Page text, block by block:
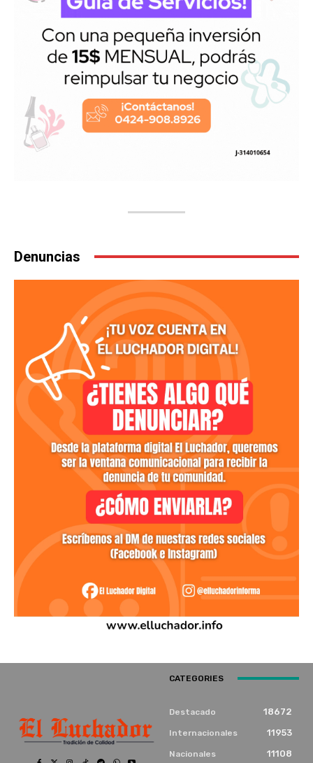
Denuncias
CATEGORIES
Destacado 18672
Internacionales 11953
Nacionales 11108